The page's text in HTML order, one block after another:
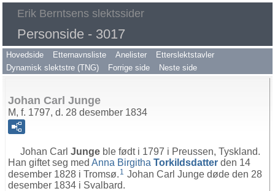
Erik Berntsens slektssider
Personside - 3017
Hovedside Etternavnsliste Anelister
Etterslektstavler
Dynamisk slektstre (TNG)
Forrige side Neste side
Johan Carl Junge
M, f. 1797, d. 28 desember 1834
Johan Carl Junge ble født i 1797 i Preussen, Tyskland.
Han giftet seg med Anna Birgitha Torkildsdatter den 14
desember 1828 i Tromsø. 1 Johan Carl Junge døde den 28
desember 1834 i Svalbard.